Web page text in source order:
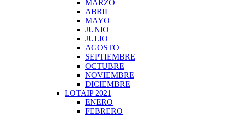
MARZO
ABRIL
MAYO
JUNIO
JULIO
AGOSTO
SEPTIEMBRE
OCTUBRE
NOVIEMBRE
DICIEMBRE
LOTAIP 2021
ENERO
FEBRERO